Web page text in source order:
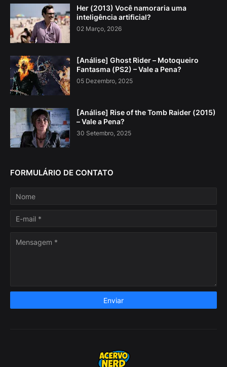
Her (2013) Você namoraria uma
inteligência artificial?
02 Março, 2026
[Análise] Ghost Rider – Motoqueiro
Fantasma (PS2) – Vale a Pena?
05 Dezembro, 2025
[Análise] Rise of the Tomb Raider (2015)
– Vale a Pena?
30 Setembro, 2025
FORMULÁRIO DE CONTATO